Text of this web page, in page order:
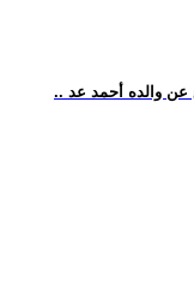
عن والده أحمد عد